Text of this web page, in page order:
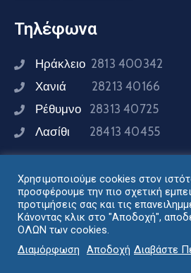
Τηλέφωνα
Ηράκλειο 2813 400342
Χανιά 28213 40166
Ρέθυμνο 28313 40725
Λασίθι 28413 40455
Συνδεθείτε μαζί μας
Σχεδιασμός - Ανάπτυξη:
Διακυβέρνησης
Χρησιμοποιούμε cookies στον
προσφέρουμε την πιο σχετική
προτιμήσεις σας και τις
Κάνοντας κλικ στο "Αποδοχή",
ΟΛΩΝ των cookies.
Διαμόρφωση
Αποδοχή Διαβάστε